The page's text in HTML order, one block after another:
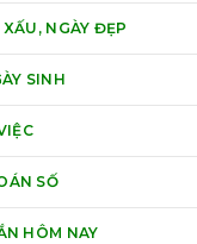
NGÀY ĐẸP
SINH
SỐ
HÔM NAY